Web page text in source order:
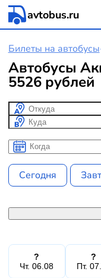
avtobus.ru
Билеты на автобусы
Автобусы
5526 рублей
Откуда
Куда
Когда
Когда
Сегодня
?
Чт. 06.08
?
Пт.